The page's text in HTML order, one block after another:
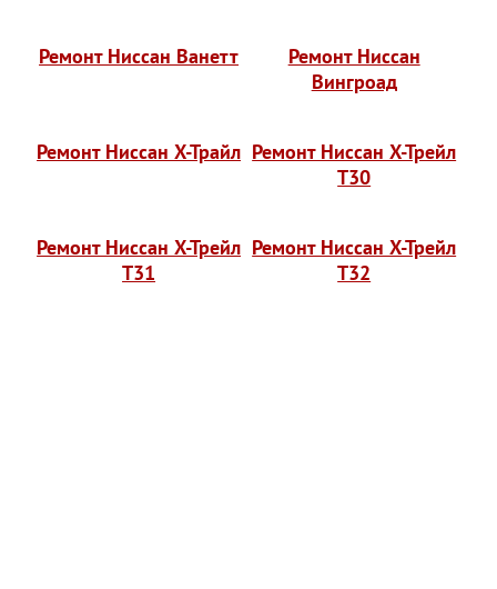
Ремонт Ниссан Ванетт
Ремонт Ниссан
Вингроад
Ремонт Ниссан Х-Трайл Ремонт Ниссан Х-Трейл
T30
Ремонт Ниссан Х-Трейл
T31
Ремонт Ниссан Х-Трейл
T32